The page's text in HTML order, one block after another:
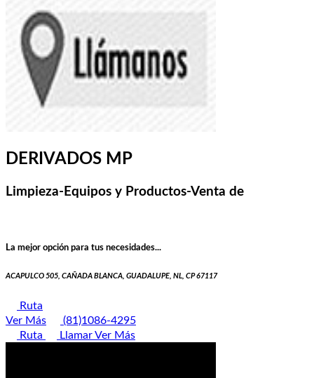
DERIVADOS MP
Limpieza-Equipos y Productos-Venta de
La mejor opción para tus necesidades...
ACAPULCO 505, CAÑADA BLANCA, GUADALUPE, NL, CP 67117
Ruta
Ver Más
(81)1086-4295
Ruta
LlamarVer Más